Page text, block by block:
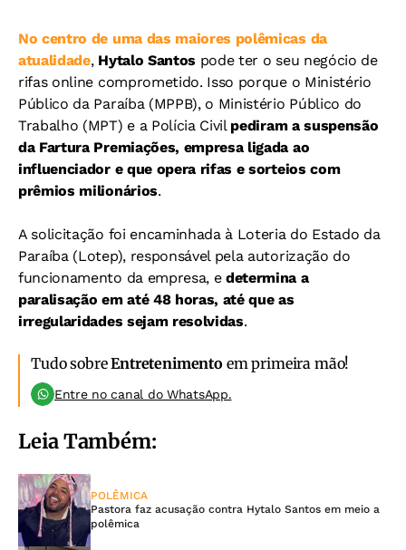
No centro de uma das maiores polêmicas da
atualidade, Hytalo Santos pode ter o seu negócio de
rifas online comprometido. Isso porque o Ministério
Público da Paraíba (MPPB), o Ministério Público do
Trabalho (MPT) e a Polícia Civil pediram a suspensão
da Fartura Premiações, empresa ligada ao
influenciador e que opera rifas e sorteios com
prêmios milionários.
A solicitação foi encaminhada à Loteria do Estado da
Paraíba (Lotep), responsável pela autorização do
funcionamento da empresa, edetermina a
paralisação em até 48 horas, até que as
irregularidades sejam resolvidas.
Tudo sobreEntretenimento em primeira mão!
Entre no canal do WhatsApp.
Leia Também:
POLÊMICA
Pastora faz acusação contra Hytalo Santos em meio a
polêmica